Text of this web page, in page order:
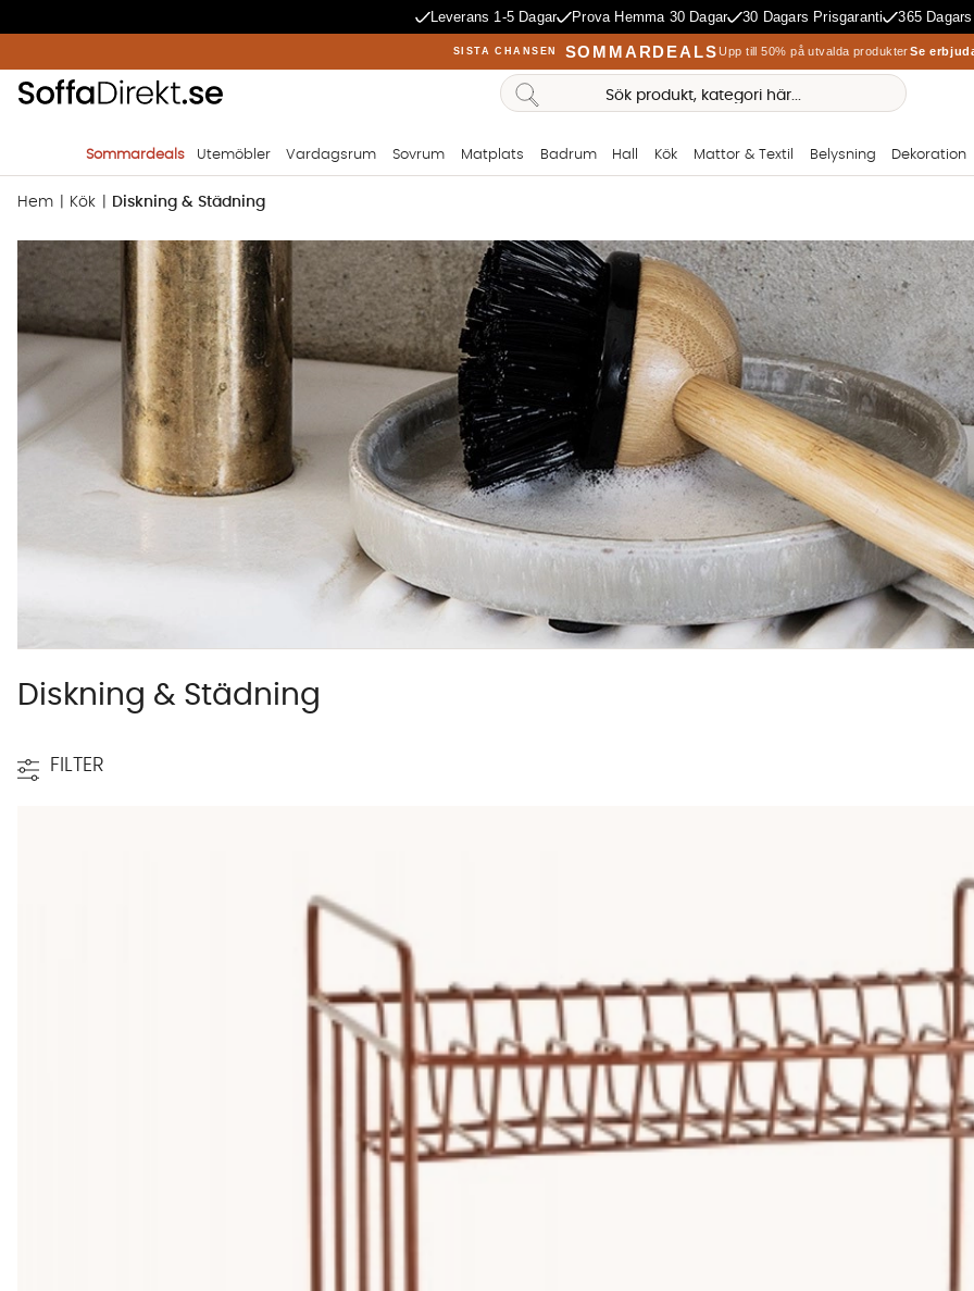
Leverans 1-5 Dagar Prova Hemma 30 Dagar 30 Dagars Prisgaranti 365
SISTA CHANSEN SOMMARDEALSUpp till 50% på utvalda produkterSe
Sommardeals Utemöbler Vardagsrum Sovrum Matplats Badrum Hall Kök Mattor & Textil Belysning Dekoration
Hem Kök Diskning & Städning
Diskning & Städning
FILTER